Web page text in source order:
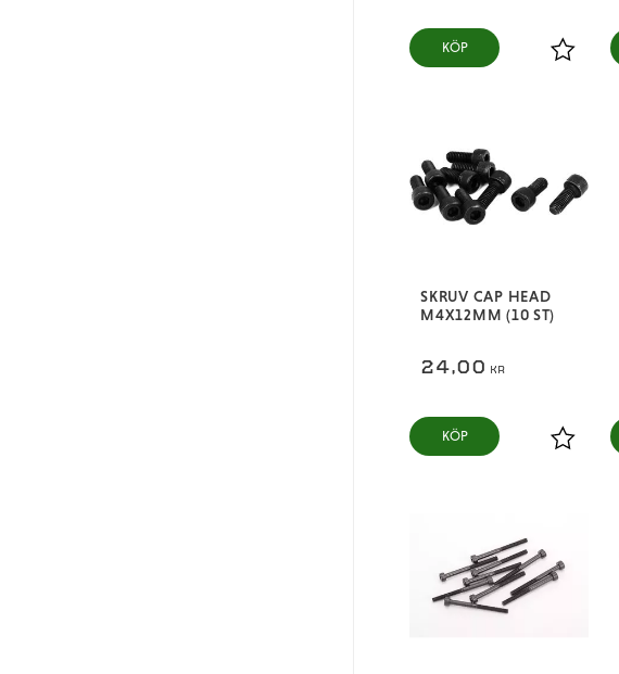
Lägg
KÖP
SKRUV CAP HEAD
M4X12MM (10 ST)
24,00 KR
Lägg
KÖP